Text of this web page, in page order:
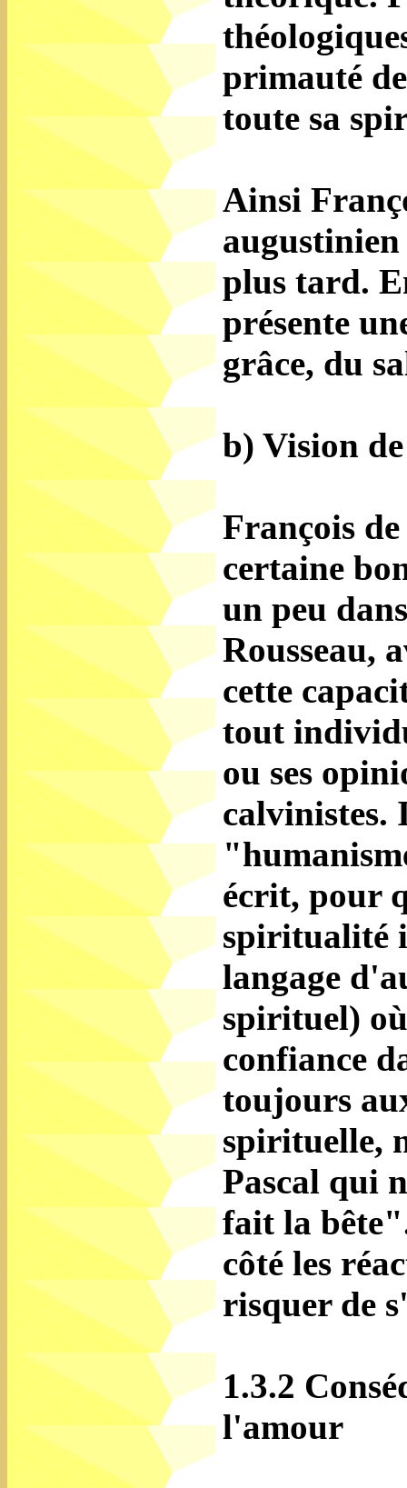
primauté
toute sa
Ainsi
augustinien
plus tard.
présente
grâce, du
b) Vision
François
certaine
un peu
Rousseau,
cette
tout
ou ses
calvinistes.
écrit, pour
spiritualité
langage
spirituel)
confiance
toujours
spirituelle,
Pascal qui
fait la
côté les
risquer de
1.3.2
l'amour